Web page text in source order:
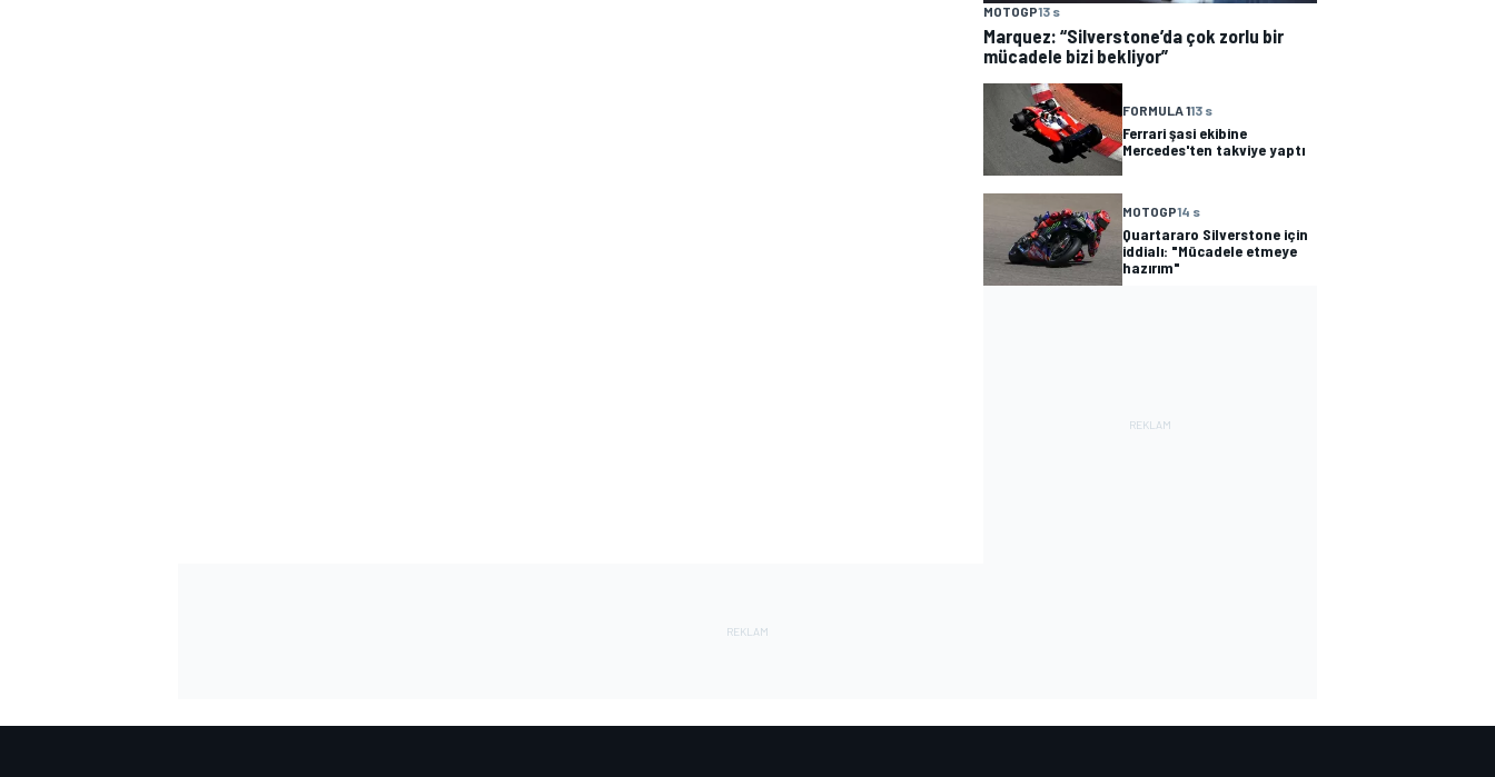
MOTOGP13 s
Marquez: “Silverstone’da çok zorlu bir
mücadele bizi bekliyor”
FORMULA 113 s
Ferrari şasi ekibine
Mercedes'ten takviye yaptı
MOTOGP14 s
Quartararo Silverstone için
iddialı: "Mücadele etmeye
hazırım"